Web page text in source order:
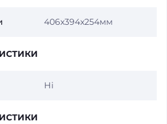
406x394x254мм
Ні